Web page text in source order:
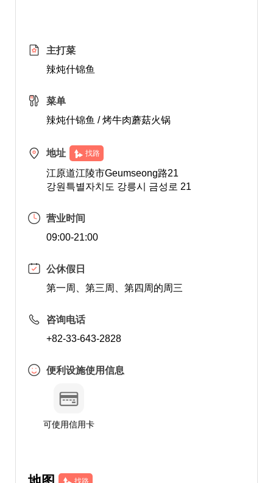
主打菜
辣炖什锦鱼
菜单
辣炖什锦鱼 / 烤牛肉蘑菇火锅
地址 找路
江原道江陵市Geumseong路21
강원특별자치도 강릉시 금성로 21
营业时间
09:00-21:00
公休假日
第一周、第三周、第四周的周三
咨询电话
+82-33-643-2828
便利设施使用信息
可使用信用卡
找路